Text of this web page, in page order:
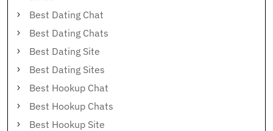
Best Dating Chat
Best Dating Chats
Best Dating Site
Best Dating Sites
Best Hookup Chat
Best Hookup Chats
Best Hookup Site